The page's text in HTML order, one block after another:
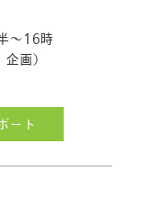
～16時
画）
ート